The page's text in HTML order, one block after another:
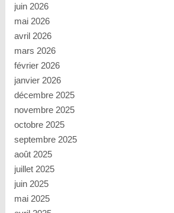
juin 2026
mai 2026
avril 2026
mars 2026
février 2026
janvier 2026
décembre 2025
novembre 2025
octobre 2025
septembre 2025
août 2025
juillet 2025
juin 2025
mai 2025